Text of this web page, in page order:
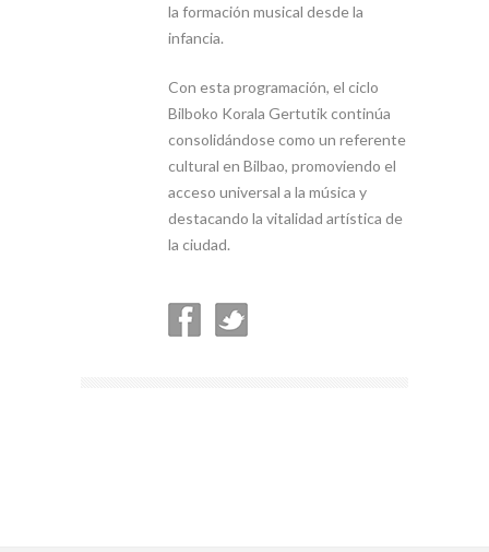
la formación musical desde la
infancia.
Con esta programación, el ciclo
Bilboko Korala Gertutik continúa
consolidándose como un referente
cultural en Bilbao, promoviendo el
acceso universal a la música y
destacando la vitalidad artística de
la ciudad.